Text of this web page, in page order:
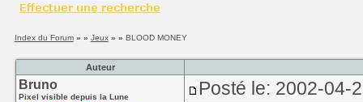
Index du Forum» » Jeux» » BLOOD MONEY
Auteur
Bruno
Pixel visible depuis la Lune Posté le: 2002-04-